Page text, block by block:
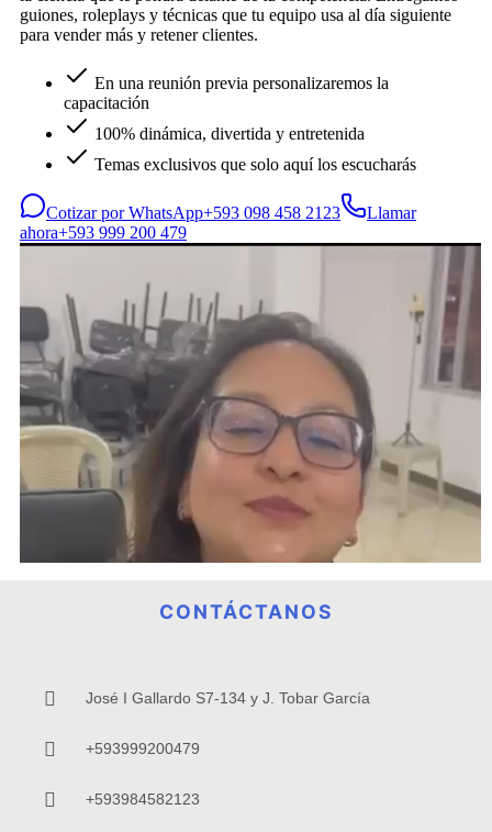
CONTÁCTANOS
José I Gallardo S7-134 y J. Tobar García
+593999200479
+593984582123